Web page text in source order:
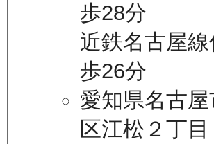
歩28分
近鉄名古屋
歩26分
愛知県名古屋
区江松２丁目